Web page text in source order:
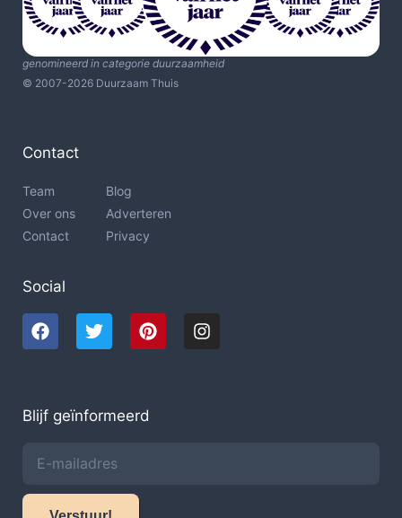
genomineerd in categorie duurzaamheid
© 2007-2026 Duurzaam Thuis
Contact
Team
Over ons
Contact
Blog
Adverteren
Privacy
Social
Blijf geïnformeerd